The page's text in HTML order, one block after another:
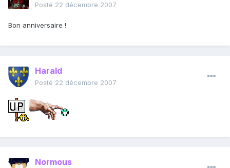
Posté 22 décembre 2007
Bon anniversaire !
Harald
Posté 22 décembre 2007
Normous